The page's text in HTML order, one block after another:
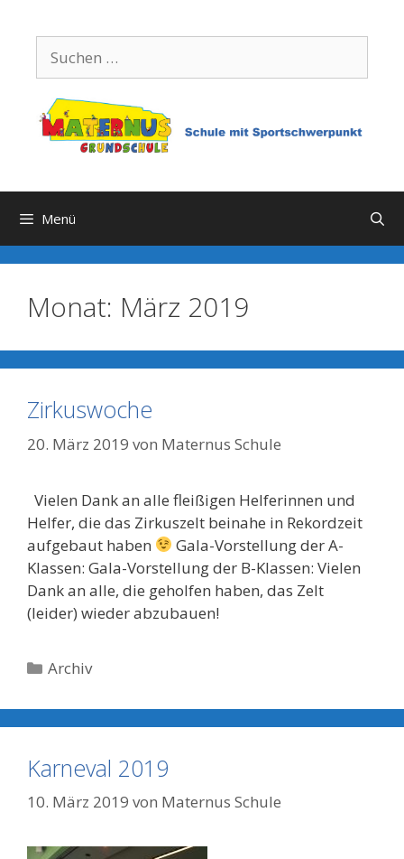
Inhalt
springen
nach:
Menü
Monat: März 2019
Zirkuswoche
20. März 2019 von Maternus Schule
Vielen Dank an alle fleißigen Helferinnen und
Helfer, die das Zirkuszelt beinahe in Rekordzeit
aufgebaut haben
Gala-Vorstellung der A-
Klassen: Gala-Vorstellung der B-Klassen: Vielen
Dank an alle, die geholfen haben, das Zelt
(leider) wieder abzubauen!
Kategorien
Archiv
Karneval 2019
10. März 2019 von Maternus Schule